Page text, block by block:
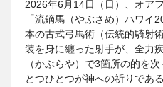
2026年6月14日（日）、オア
「流鏑馬（やぶさめ）ハワイ
本の古式弓馬術（伝統的騎射
装を身に纏った射手が、全力
（かぶらや）で3箇所の的を
とつひとつが神への祈りであ